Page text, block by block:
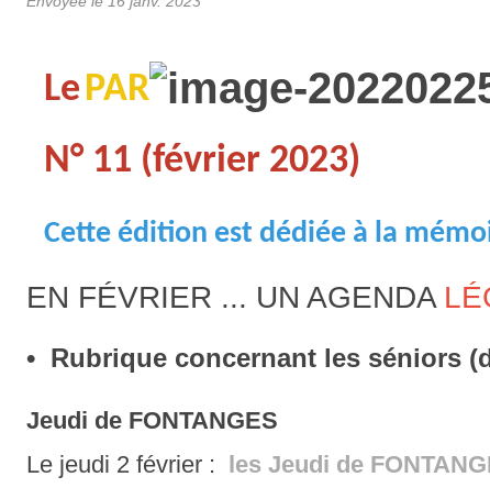
LePAR
N° 11 (février 2023)
Cette édition est dédiée à la
EN FÉVRIER ... UN AGENDA
• Rubrique concernant les séniors
Jeudi de FONTANGES
Le jeudi 2 février : les Jeudi de